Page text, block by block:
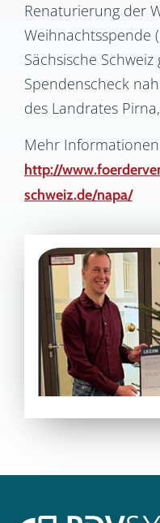
Renaturierung der
Weihnachtsspende
Sächsische
Spendenscheck
des Landrates
Mehr
http://
schweiz.de/napa/